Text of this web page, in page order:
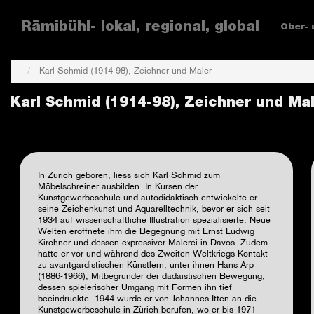
Rämibühl- lokal, regional, global
navigation
Ober-
Karl Schmid (1914-98), Zeichner und Maler
Karl Schmid (1914-98), Zeichner und
In Zürich geboren, liess sich Karl Schmid zum
Möbelschreiner ausbilden. In Kursen der
Kunstgewerbeschule und autodidaktisch entwickelte er
seine Zeichenkunst und Aquarelltechnik, bevor er sich seit
1934 auf wissenschaftliche Illustration spezialisierte. Neue
Welten eröffnete ihm die Begegnung mit Ernst Ludwig
Kirchner und dessen expressiver Malerei in Davos. Zudem
hatte er vor und während des Zweiten Weltkriegs Kontakt
zu avantgardistischen Künstlern, unter ihnen Hans Arp
(1886-1966), Mitbegründer der dadaistischen Bewegung,
dessen spielerischer Umgang mit Formen ihn tief
beeindruckte. 1944 wurde er von Johannes Itten an die
Kunstgewerbeschule in Zürich berufen, wo er bis 1971